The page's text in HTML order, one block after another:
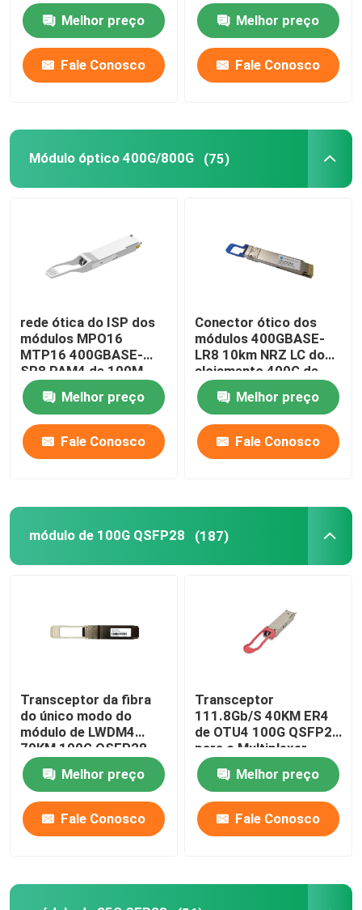
Casa
Sobre nós
Controle da qualidade
Contacte-nos
Notícia
Produtos de IA da Nvidia
Melhor preço
Fale Conosco
Architecture para
Centros de Dados de
Hiperscala
Melhor preço
Fale Conosco
Módulo óptico 400G/800G (75)
rede ótica do ISP dos
módulos MPO16
MTP16 400GBASE-
SR8 PAM4 de 100M
DCO OSFP 400G
Melhor preço
Fale Conosco
Conector ótico dos
módulos 400GBASE-
LR8 10km NRZ LC do
alojamento 400G de
QSFP-DD
Melhor preço
Fale Conosco
módulo de 100G QSFP28 (187)
Transceptor da fibra
do único modo do
módulo de LWDM4
70KM 100G QSFP28
Melhor preço
Fale Conosco
Transceptor
111.8Gb/S 40KM ER4
de OTU4 100G QSFP28
para o Multiplexer
ótico de Oadm Cwdm
Melhor preço
Fale Conosco